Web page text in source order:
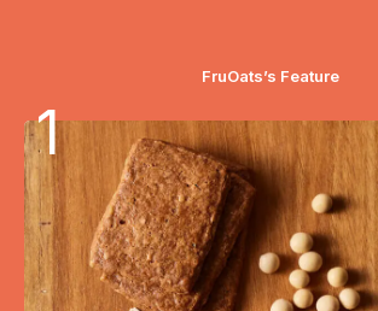
FruOats’s Feature